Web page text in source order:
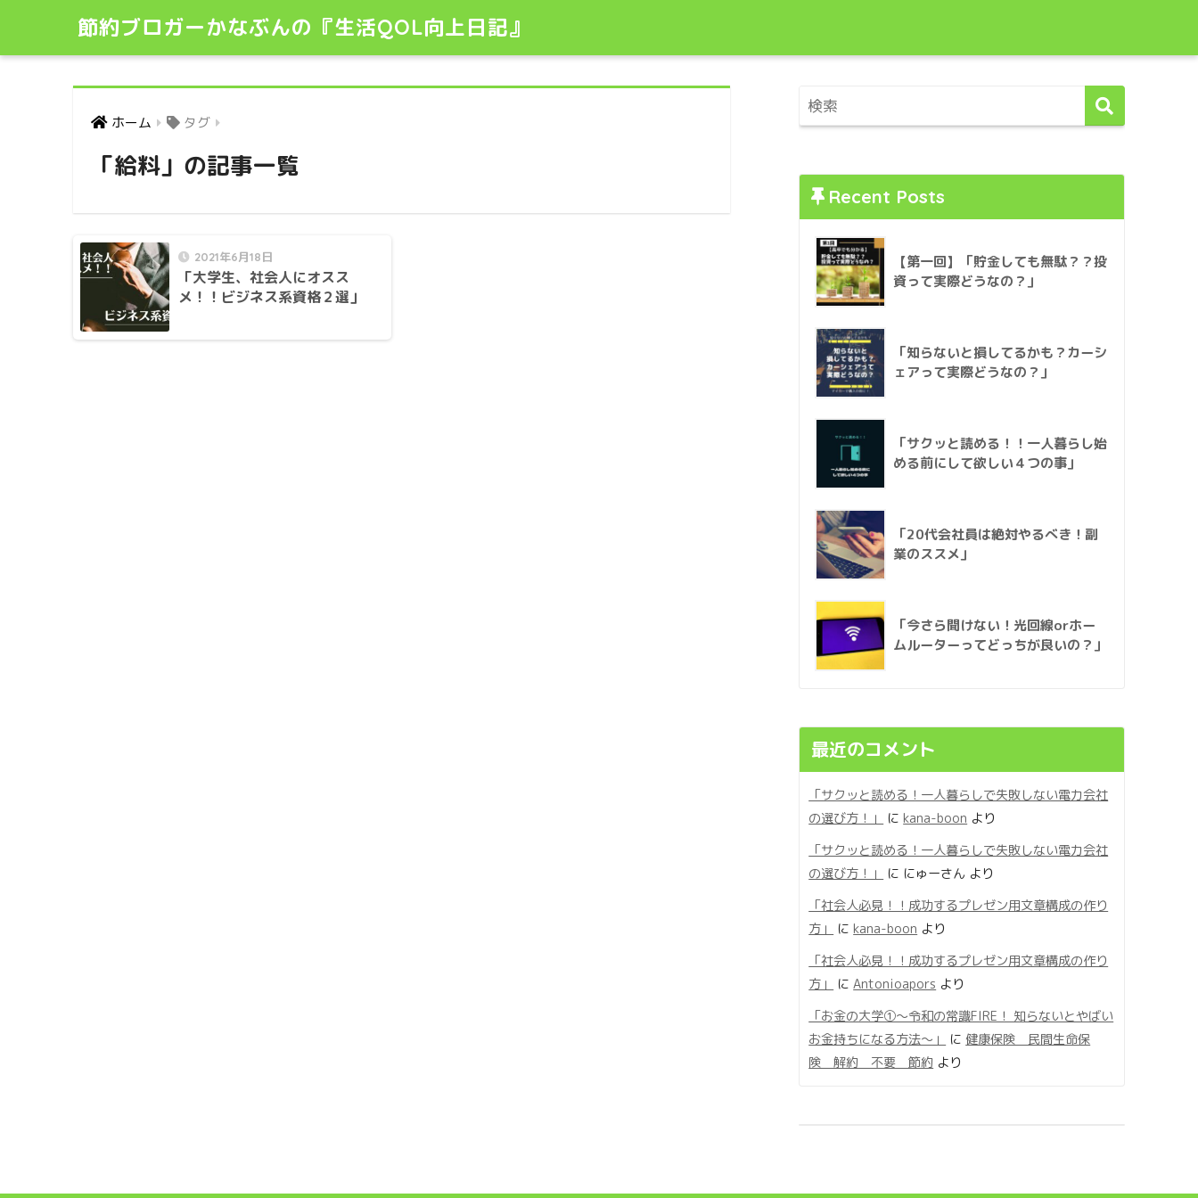
節約ブロガーかなぶんの『生活QOL向上日記』
ホーム タグ
「給料」の記事一覧
2021年6月18日
「大学生、社会人にオスス
メ！！ビジネス系資格２選」
Recent Posts
【第一回】「貯金しても無駄？？投
資って実際どうなの？」
「知らないと損してるかも？カーシ
ェアって実際どうなの？」
「サクッと読める！！一人暮らし始
める前にして欲しい４つの事」
「20代会社員は絶対やるべき！副
業のススメ」
「今さら聞けない！光回線orホー
ムルーターってどっちが良いの？」
最近のコメント
「サクッと読める！一人暮らしで失敗しない電力会社
の選び方！」
に kana-boon より
「サクッと読める！一人暮らしで失敗しない電力会社
の選び方！」
に にゅーさん より
「社会人必見！！成功するプレゼン用文章構成の作り
方」
に kana-boon より
「社会人必見！！成功するプレゼン用文章構成の作り
方」
にAntonioapors より
「お金の大学①〜令和の常識FIRE！ 知らないとやばい
お金持ちになる方法〜」
に 健康保険 民間生命保
険 解約 不要 節約 より